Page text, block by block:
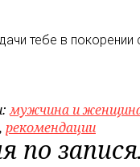
тебе в покорении
мужчина и
, рекомендации
по